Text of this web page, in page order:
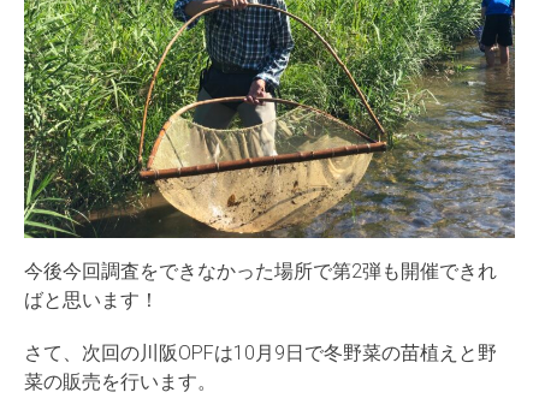
今後今回調査をできなかった場所で第2弾も開催できれ
ばと思います！
さて、次回の川阪OPFは10月9日で冬野菜の苗植えと野
菜の販売を行います。